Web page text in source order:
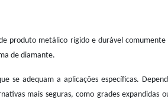
metálico rígido e durável
de diamante.
se adequam a aplicações específicas.
mais seguras, como grades expandidas